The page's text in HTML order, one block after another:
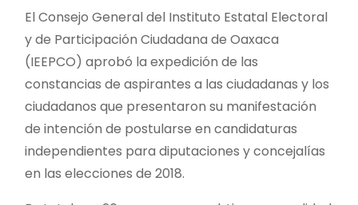
El Consejo General del Instituto Estatal Electoral
y de Participación Ciudadana de Oaxaca
(IEEPCO) aprobó la expedición de las
constancias de aspirantes a las ciudadanas y los
ciudadanos que presentaron su manifestación
de intención de postularse en candidaturas
independientes para diputaciones y concejalías
en las elecciones de 2018.